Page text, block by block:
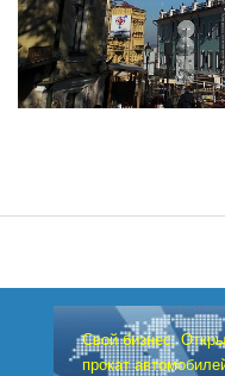
Свой бизнес:
прокат